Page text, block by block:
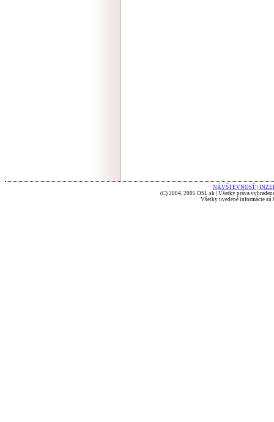
NÁVŠTEVNOSŤ
(C) 2004, 2005 DSL.sk | Všetky práva
Všetky uvedené informácie sú